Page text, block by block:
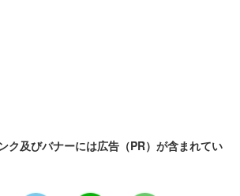
ク及びバナーには広告（PR）が含まれてい